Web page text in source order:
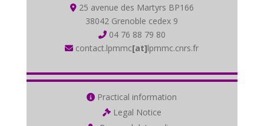
25 avenue des Martyrs BP166
38042 Grenoble cedex 9
04 76 88 79 80
contact.lpmmc[at]lpmmc.cnrs.fr
Practical information
Legal Notice